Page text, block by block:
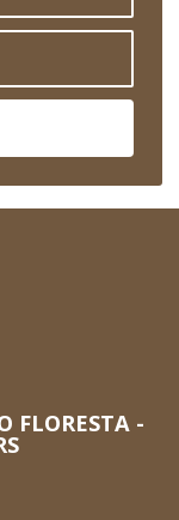
FLORESTA -